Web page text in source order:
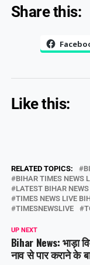
Share this:
Like this:
RELATED TOPICS:
BIHAR TIMES NEWS
LATEST BIHAR NEWS
TIMES NEWS LIVE
TIMESNEWSLIVE
UP NEXT
Bihar News: भाड़ा
नाव से पार कराने के